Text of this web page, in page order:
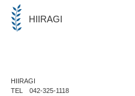
HIIRAGI
HIIRAGI
TEL 042-325-1118